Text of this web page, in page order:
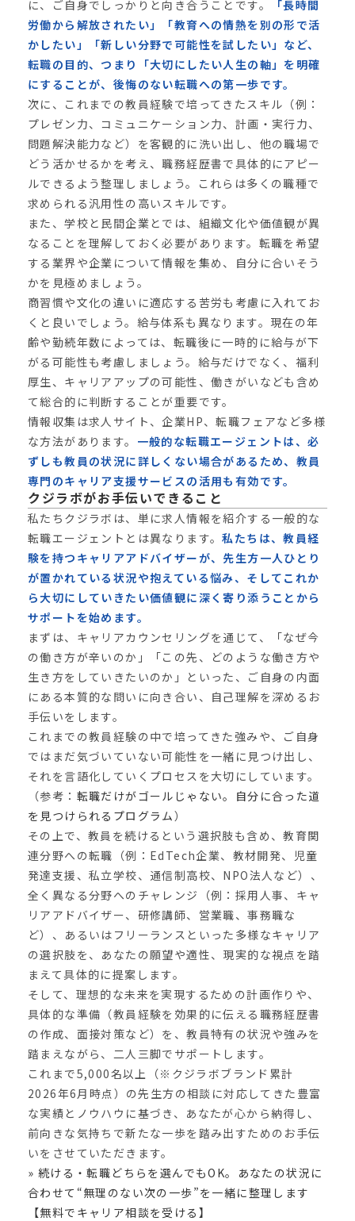
に、ご自身でしっかりと向き合うことです。
「長時間
労働から解放されたい」「教育への情熱を別の形で活
かしたい」「新しい分野で可能性を試したい」など、
転職の目的、つまり「大切にしたい人生の軸」を明確
にすることが、後悔のない転職への第一歩です。
次に、これまでの教員経験で培ってきたスキル（例：
プレゼン力、コミュニケーション力、計画・実行力、
問題解決能力など）を客観的に洗い出し、他の職場で
どう活かせるかを考え、職務経歴書で具体的にアピー
ルできるよう整理しましょう。これらは多くの職種で
求められる汎用性の高いスキルです。
また、学校と民間企業とでは、組織文化や価値観が異
なることを理解しておく必要があります。転職を希望
する業界や企業について情報を集め、自分に合いそう
かを見極めましょう。
商習慣や文化の違いに適応する苦労も考慮に入れてお
くと良いでしょう。給与体系も異なります。現在の年
齢や勤続年数によっては、転職後に一時的に給与が下
がる可能性も考慮しましょう。給与だけでなく、福利
厚生、キャリアアップの可能性、働きがいなども含め
て総合的に判断することが重要です。
情報収集は求人サイト、企業HP、転職フェアなど多様
な方法があります。 一般的な転職エージェントは、必
ずしも教員の状況に詳しくない場合があるため、教員
専門のキャリア支援サービスの活用も有効です。
クジラボがお手伝いできること
私たちクジラボは、単に求人情報を紹介する一般的な
転職エージェントとは異なります。私たちは、教員経
験を持つキャリアアドバイザーが、先生方一人ひとり
が置かれている状況や抱えている悩み、そしてこれか
ら大切にしていきたい価値観に深く寄り添うことから
サポートを始めます。
まずは、キャリアカウンセリングを通じて、「なぜ今
の働き方が辛いのか」「この先、どのような働き方や
生き方をしていきたいのか」といった、ご自身の内面
にある本質的な問いに向き合い、自己理解を深めるお
手伝いをします。
これまでの教員経験の中で培ってきた強みや、ご自身
ではまだ気づいていない可能性を一緒に見つけ出し、
それを言語化していくプロセスを大切にしています。
（参考： 転職だけがゴールじゃない。自分に合った道
を見つけられるプログラム）
その上で、教員を続けるという選択肢も含め、教育関
連分野への転職（例：EdTech企業、教材開発、児童
発達支援、私立学校、通信制高校、NPO法人など）、
全く異なる分野へのチャレンジ（例：採用人事、キャ
リアアドバイザー、研修講師、営業職、事務職な
ど）、あるいはフリーランスといった多様なキャリア
の選択肢を、あなたの願望や適性、現実的な視点を踏
まえて具体的に提案します。
そして、理想的な未来を実現するための計画作りや、
具体的な準備（教員経験を効果的に伝える職務経歴書
の作成、面接対策など）を、教員特有の状況や強みを
踏まえながら、二人三脚でサポートします。
これまで5,000名以上（※クジラボブランド累計
2026年6月時点）の先生方の相談に対応してきた豊富
な実績とノウハウに基づき、あなたが心から納得し、
前向きな気持ちで新たな一歩を踏み出すためのお手伝
いをさせていただきます。
» 続ける・転職どちらを選んでもOK。あなたの状況に
合わせて“無理のない次の一歩”を一緒に整理します
【無料でキャリア相談を受ける】